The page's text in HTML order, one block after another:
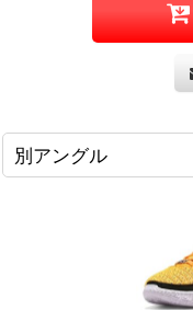
別アングル